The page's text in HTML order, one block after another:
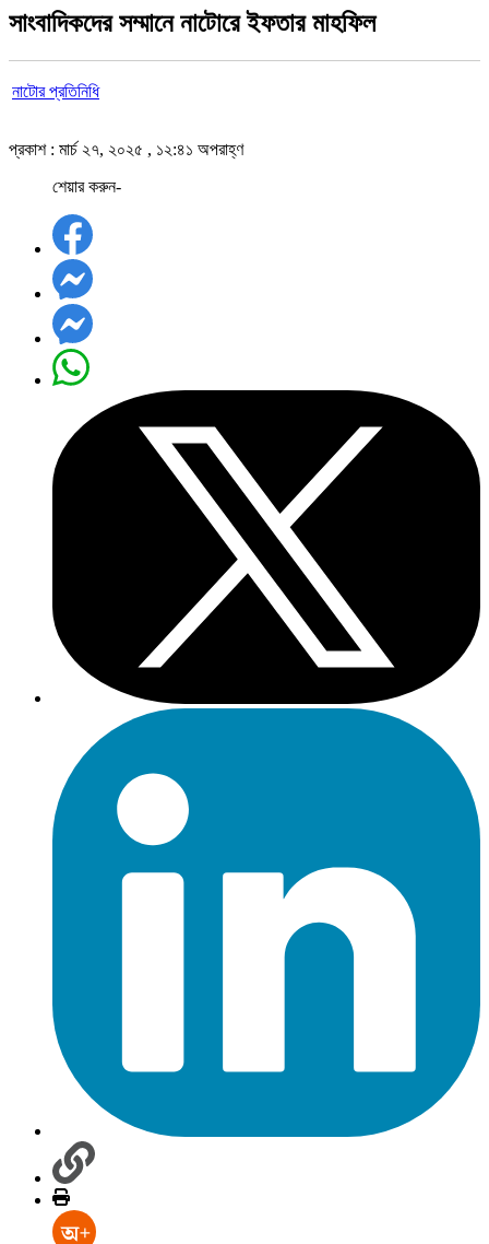
সাংবাদিকদের সম্মানে নাটোরে ইফতার মাহফিল
নাটোর প্রতিনিধি
প্রকাশ : মার্চ ২৭, ২০২৫ , ১২:৪১ অপরাহ্ণ
শেয়ার করুন-